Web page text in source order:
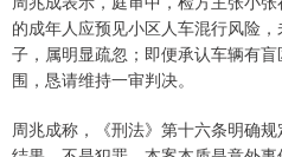
的成年人应预见小区人车混行风险
子，属明显疏忽；即便承认车辆有
围，恳请维持一审判决。
周兆成称，《刑法》第十六条明确